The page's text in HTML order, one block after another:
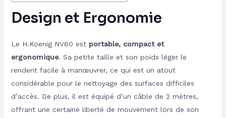
Design et Ergonomie
Le H.Koenig NV60 est portable, compact et
ergonomique. Sa petite taille et son poids léger le
rendent facile à manœuvrer, ce qui est un atout
considérable pour le nettoyage des surfaces difficiles
d’accès. De plus, il est équipé d’un câble de 2 mètres,
offrant une certaine liberté de mouvement lors de son